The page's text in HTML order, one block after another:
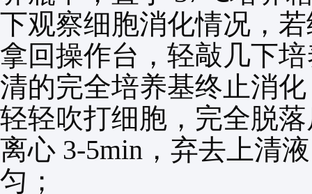
下观察细胞消化情况，
拿回操作台，轻敲几下
清的完全培养基终止消
轻轻吹打细胞，完全脱
离心 3-5min ，弃去上清
匀；